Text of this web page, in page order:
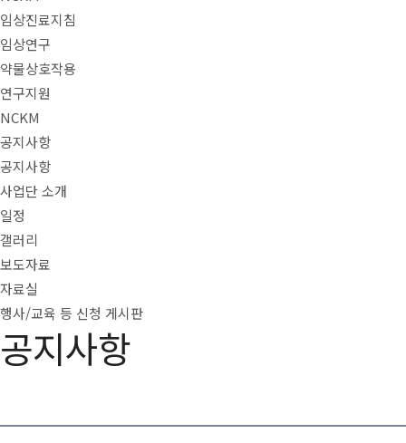
임상진료지침
임상연구
약물상호작용
연구지원
NCKM
공지사항
공지사항
사업단 소개
일정
갤러리
보도자료
자료실
행사/교육 등 신청 게시판
공지사항